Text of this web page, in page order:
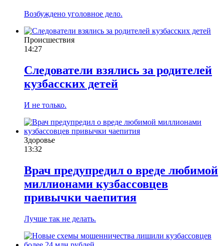
Возбуждено уголовное дело.
Происшествия
14:27
Следователи взялись за родителей
кузбасских детей
И не только.
Здоровье
13:32
Врач предупредил о вреде любимой
миллионами кузбассовцев
привычки чаепития
Лучше так не делать.